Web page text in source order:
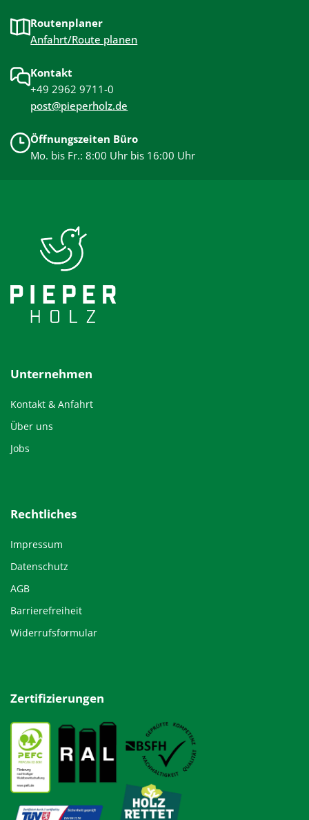
Routenplaner
Anfahrt/Route planen
Kontakt
+49 2962 9711-0
post@pieperholz.de
Öffnungszeiten Büro
Mo. bis Fr.: 8:00 Uhr bis 16:00 Uhr
Unternehmen
Kontakt & Anfahrt
Über uns
Jobs
Rechtliches
Impressum
Datenschutz
AGB
Barrierefreiheit
Widerrufsformular
Zertifizierungen